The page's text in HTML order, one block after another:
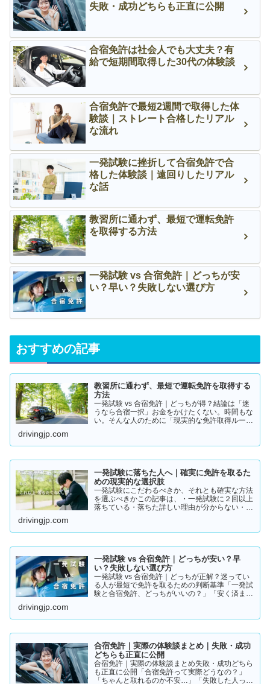
失敗・成功どちらも正直に公開
合宿免許は社会人でも大丈夫？有
給で短期間取得した30代の体験談
合宿免許で最短2週間で取得した体
験談｜ストレート合格したリアル
な流れ
一発試験に挫折して合宿免許で合
格した体験談｜遠回りしたリアル
な話
教習所に通わず、最短で運転免許
を取得する方法
一発試験 vs 合宿免許｜どっちが安
い？早い？失敗しない選び方
おすすめの記事
教習所に通わず、最短で運転免許を取得する
方法
一発試験 vs 合宿免許｜どっちが得？結論は「迷
うなら合宿一択」お金をかけたくない。時間もな
い。そんな人のために「現実的な免許取得ルー
2つです。・一発試験…
drivingjp.com
一発試験に落ちた人へ｜確実に免許を取るた
めの現実的な選択肢
一発試験にこだわるべきか、それとも確実な方法
を選ぶべきかこの記事は、・一発試験に２回以上
落ちている・落ちた詳しい理由が分からない・こ
らに何回も落ちる・数…
drivingjp.com
一発試験 vs 合宿免許｜どっちが安い？早
い？失敗しない選び方
一発試験 vs 合宿免許｜どっちが正解？迷ってい
る人が最短で免許を取るための判断基準「一発試
験と合宿免許、どっちがいいの？」「安く済ませ
と、人によって最適…
drivingjp.com
合宿免許｜実際の体験談まとめ｜失敗・成功
どちらも正直に公開
合宿免許｜実際の体験談まとめ失敗・成功どちら
も正直に公開「合宿免許って実際どうなの？」
「ちゃんと取れるのか不安…」「失敗した人って